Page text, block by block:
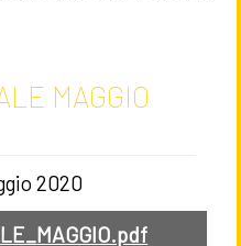
MAGGIO
2020